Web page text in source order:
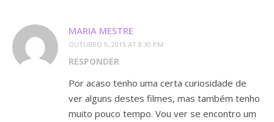
MARIA MESTRE
OUTUBRO 9, 2015 AT 8:30 PM
RESPONDER
Por acaso tenho uma certa curiosidade de
ver alguns destes filmes, mas também tenho
muito pouco tempo. Vou ver se encontro um